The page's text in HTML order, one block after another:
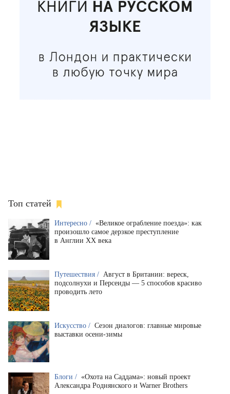
Топ статей
Интересно / «Великое ограбление поезда»: как
произошло самое дерзкое преступление
в Англии XX века
Путешествия / Август в Британии: вереск,
подсолнухи и Персеиды — 5 способов красиво
проводить лето
Искусство / Сезон диалогов: главные мировые
выставки осени-зимы
Блоги / «Охота на Саддама»: новый проект
Александра Роднянского и Warner Brothers